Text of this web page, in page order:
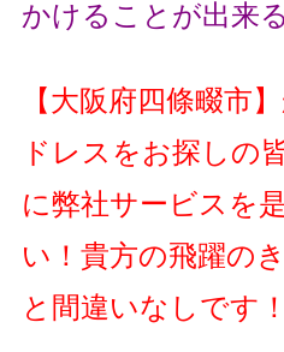
かけることが出来る
【大阪府四條畷市】
ドレスをお探しの
に弊社サービスを
い！貴方の飛躍の
と間違いなしです！